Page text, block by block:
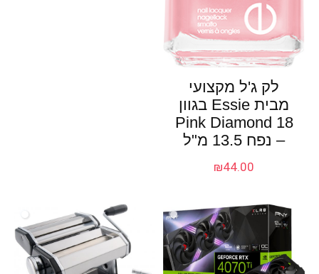
לק ג'ל מקצועי
מבית Essie בגוון
18 Pink Diamond
– נפח 13.5 מ"ל
₪44.00